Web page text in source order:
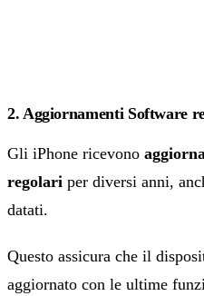
2. Aggiornamenti Software
Gli iPhone ricevono
regolari per diversi anni,
datati.
Questo assicura che il
aggiornato con le ultime